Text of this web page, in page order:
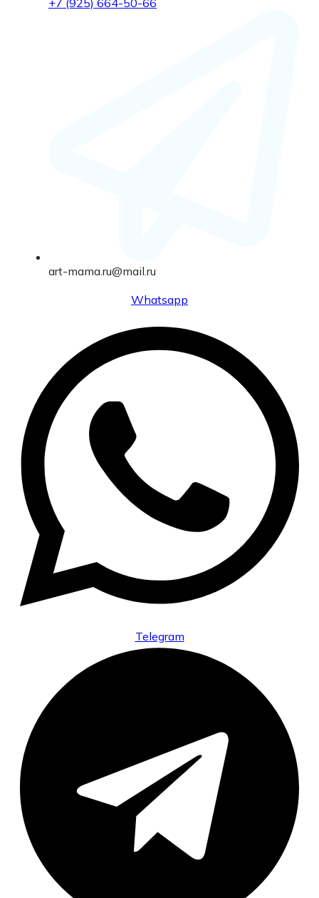
art-mama.ru@mail.ru
Whatsapp
Telegram